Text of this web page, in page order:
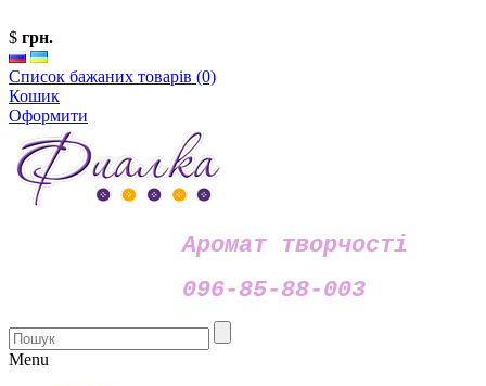
$ грн.
Список бажаних товарів (0)
Кошик
Оформити
Аромат творчості
096-85-88-003
Menu